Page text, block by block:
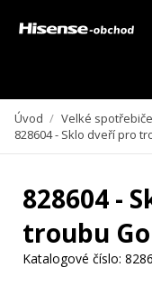
Vzhledem k aktuální
Úvod / Velké spotřebiče
828604 - Sklo dveří pro
828604 -
troubu
Katalogové číslo: